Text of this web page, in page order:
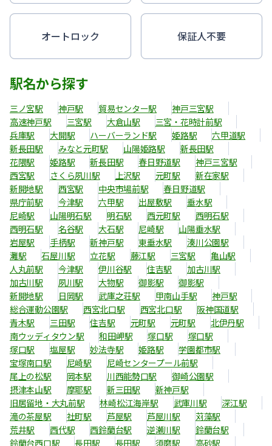
オートロック 保証人不要
駅名から探す
三ノ宮駅 神戸駅 貿易センター駅
神戸三宮駅
高速神戸駅
三宮駅 大倉山駅
三宮・花時計前駅
兵庫駅
大開駅 ハーバーランド駅 姫路駅
六甲道駅
新長田駅
みなと元町駅 山陽姫路駅
新長田駅
花隈駅
姫路駅 新長田駅 春日野道駅
神戸三宮駅
西宮駅
さくら夙川駅 上沢駅 元町駅
新在家駅
新開地駅
西宮駅 中央市場前駅
春日野道駅
県庁前駅
今津駅 六甲駅 出屋敷駅
垂水駅
尼崎駅
山陽明石駅 明石駅 西元町駅
西明石駅
西明石駅
名谷駅 大石駅 尼崎駅
山陽垂水駅
岩屋駅
手柄駅 新神戸駅 東垂水駅
湊川公園駅
灘駅
石屋川駅 立花駅 藤江駅 三宮駅
亀山駅
人丸前駅
今津駅 伊川谷駅 住吉駅
加古川駅
加古川駅
夙川駅 大物駅 御影駅
御影駅
新開地駅
日岡駅 武庫之荘駅 甲南山手駅
神戸駅
総合運動公園駅
西宮北口駅 西宮北口駅
阪神国道駅
青木駅
三田駅 住吉駅 元町駅 元町駅
北伊丹駅
南ウッディタウン駅
和田岬駅 塚口駅
塚口駅
塚口駅
塩屋駅 妙法寺駅 姫路駅
学園都市駅
宝塚南口駅
尼崎駅
尼崎センタープール前駅
尾上の松駅
岡本駅 川西能勢口駅
御崎公園駅
摂津本山駅
摩耶駅 新三田駅
新神戸駅
旧居留地・大丸前駅
林崎松江海岸駅 武庫川駅
深江駅
滝の茶屋駅
社町駅 芦屋駅 芦屋川駅
苅藻駅
荒井駅
西代駅 西鈴蘭台駅 逆瀬川駅
鈴蘭台駅
鈴蘭台西口駅
長田駅 長田駅 須磨駅 高砂駅